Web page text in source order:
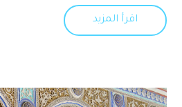
اقرأ المزيد